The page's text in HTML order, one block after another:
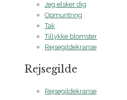
Jeg elsker dig
Opmuntring
Tak
Tillykke blomster
Rejsegildekranse
Rejsegilde
Rejsegildekranse